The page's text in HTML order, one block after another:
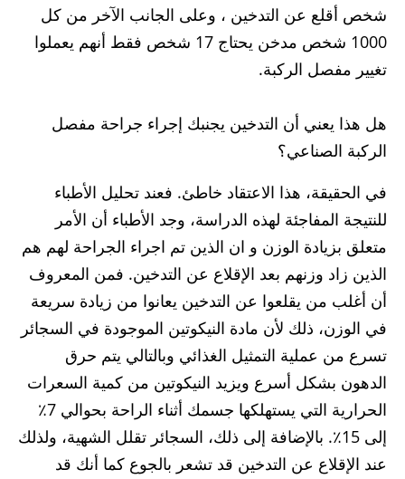
شخص أقلع عن التدخين ، وعلى الجانب الآخر من كل
1000 شخص مدخن يحتاج 17 شخص فقط أنهم يعملوا
تغيير مفصل الركبة.
هل هذا يعني أن التدخين يجنبك إجراء جراحة مفصل
الركبة الصناعي؟
في الحقيقة، هذا الاعتقاد خاطئ. فعند تحليل الأطباء
للنتيجة المفاجئة لهذه الدراسة، وجد الأطباء أن الأمر
متعلق بزيادة الوزن و ان الذين تم اجراء الجراحة لهم هم
الذين زاد وزنهم بعد الإقلاع عن التدخين. فمن المعروف
أن أغلب من يقلعوا عن التدخين يعانوا من زيادة سريعة
في الوزن، ذلك لأن مادة النيكوتين الموجودة في السجائر
تسرع من عملية التمثيل الغذائي وبالتالي يتم حرق
الدهون بشكل أسرع ويزيد النيكوتين من كمية السعرات
الحرارية التي يستهلكها جسمك أثناء الراحة بحوالي 7٪
إلى 15٪. بالإضافة إلى ذلك، السجائر تقلل الشهية، ولذلك
عند الإقلاع عن التدخين قد تشعر بالجوع كما أنك قد